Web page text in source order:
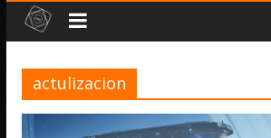
actulizacion